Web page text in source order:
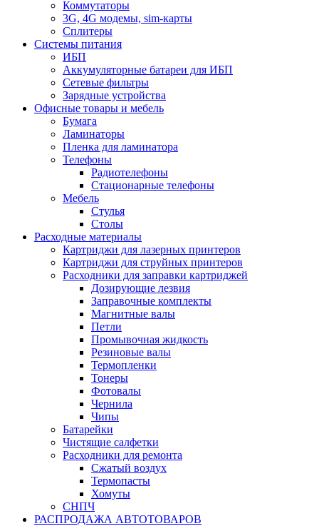
Коммутаторы
3G, 4G модемы, sim-карты
Сплитеры
Системы питания
ИБП
Аккумуляторные батареи для ИБП
Сетевые фильтры
Зарядные устройства
Офисные товары и мебель
Бумага
Ламинаторы
Пленка для ламинатора
Телефоны
Радиотелефоны
Стационарные телефоны
Мебель
Стулья
Столы
Расходные материалы
Картриджи для лазерных принтеров
Картриджи для струйных принтеров
Расходники для заправки картриджей
Дозирующие лезвия
Заправочные комплекты
Магнитные валы
Петли
Промывочная жидкость
Резиновые валы
Термопленки
Тонеры
Фотовалы
Чернила
Чипы
Батарейки
Чистящие салфетки
Расходники для ремонта
Сжатый воздух
Термопасты
Хомуты
СНПЧ
РАСПРОДАЖА АВТОТОВАРОВ